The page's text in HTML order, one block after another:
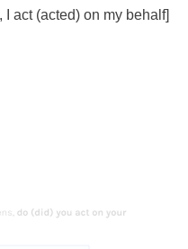
act (acted) on my behalf]